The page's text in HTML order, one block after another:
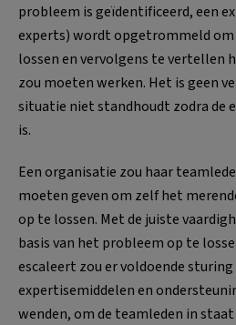
probleem is geïdentificeerd, een
experts) wordt opgetrommeld
lossen en vervolgens te vertellen
zou moeten werken. Het is geen
situatie niet standhoudt zodra de
is.
Een organisatie zou haar
moeten geven om zelf het
op te lossen. Met de juiste
basis van het probleem op te
escaleert zou er voldoende
expertisemiddelen en
wenden, om de teamleden in